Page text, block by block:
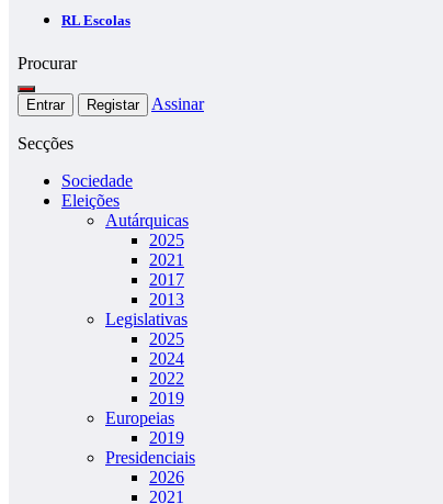
RL Escolas
Procurar
Entrar Registar Assinar
Secções
Sociedade
Eleições
Autárquicas
2025
2021
2017
2013
Legislativas
2025
2024
2022
2019
Europeias
2019
Presidenciais
2026
2021